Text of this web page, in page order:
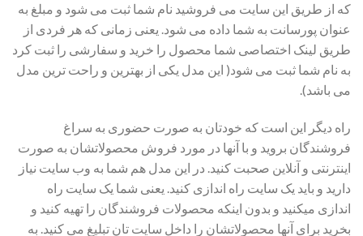
که از طریق این سایت می فروشید نام شما ثبت می شود و مبلغ به
عنوان پورسانت به شما داده می شود. یعنی زمانی که هر فردی از
طریق لینک اختصاصی شما محصول را خرید و سفارشی را ثبت کرد
به نام شما ثبت می شود( این مدل یکی از بهترین و راحت ترین مدل
می باشد).
راه دیگر این است که خودتان به صورت حضوری به سراغ
فروشندگان بروید و با آنها در مورد فروش محصولاتشان به صورت
اینترنتی و آنلاین صحبت کنید. در این مدل هم شما به وب سایت نیاز
دارید و باید یک سایت راه اندازی کنید. یعنی شما یک سایت راه
اندازی میکنید و بدون اینکه محصولات فروشندگان را تهیه کنید و
بخرید برای آنها محصولاتشان را داخل سایت تان تبلیغ می کنید. به